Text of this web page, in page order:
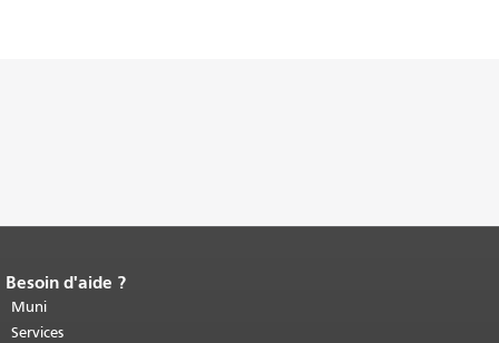
Fin du contenu de la page.
cette page se répète sur chaque page.
Retour au haut du contenu principal
Besoin d'aide ?
Muni
Services